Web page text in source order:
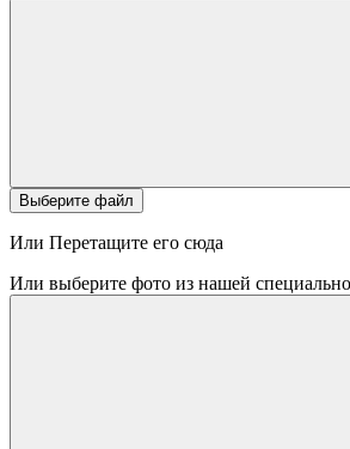
Выберите файл
Или Перетащите его сюда
Или выберите фото из нашей